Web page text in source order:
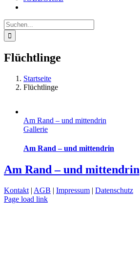
Suche
nach:
Flüchtlinge
Startseite
Flüchtlinge
Am Rand – und mittendrin
Gallerie
Am Rand – und mittendrin
Am Rand – und mittendrin
Kontakt | AGB | Impressum | Datenschutz
Page load link